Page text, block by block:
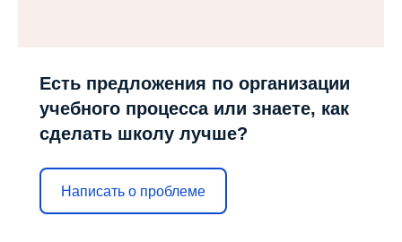
Есть предложения по организации
учебного процесса или знаете, как
сделать школу лучше?
Написать о проблеме